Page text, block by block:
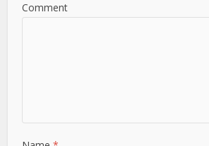
Comment